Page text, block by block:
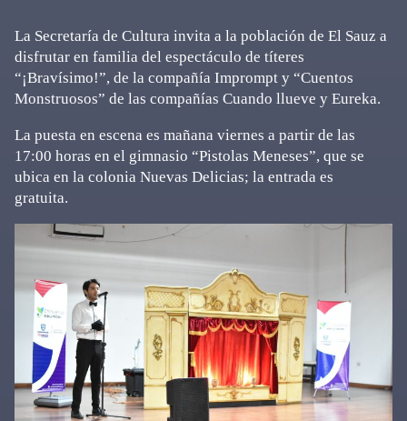
La Secretaría de Cultura invita a la población de El Sauz a
disfrutar en familia del espectáculo de títeres
“¡Bravísimo!”, de la compañía Imprompt y “Cuentos
Monstruosos” de las compañías Cuando llueve y Eureka.
La puesta en escena es mañana viernes a partir de las
17:00 horas en el gimnasio “Pistolas Meneses”, que se
ubica en la colonia Nuevas Delicias; la entrada es
gratuita.